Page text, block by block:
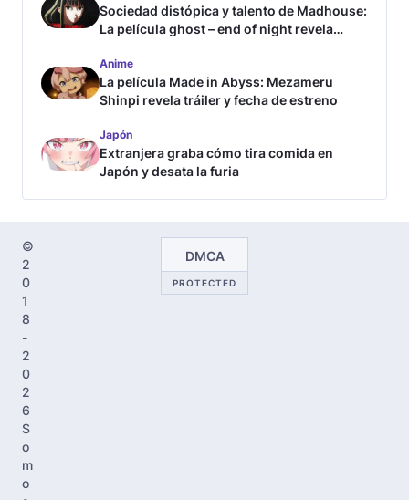
Sociedad distópica y talento de Madhouse:
La película ghost – end of night revela
Anime
La película Made in Abyss: Mezameru
Shinpi revela tráiler y fecha de estreno
Japón
Extranjera graba cómo tira comida en
Japón y desata la furia
©
2
0
1
8
-
2
0
2
6
S
o
m
o
DMCA
PROTECTED